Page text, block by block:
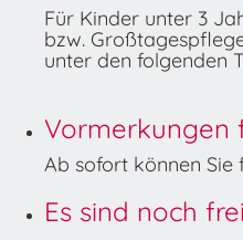
Für Kinder unter 3
bzw.
unter den folgenden
Vormerkungen
Ab sofort können
Es sind noch